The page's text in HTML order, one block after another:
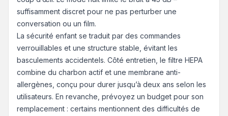
suffisamment discret pour ne pas perturber une
conversation ou un film.
La sécurité enfant se traduit par des commandes
verrouillables et une structure stable, évitant les
basculements accidentels. Côté entretien, le filtre HEPA
combine du charbon actif et une membrane anti-
allergènes, conçu pour durer jusqu’à deux ans selon les
utilisateurs. En revanche, prévoyez un budget pour son
remplacement : certains mentionnent des difficultés de